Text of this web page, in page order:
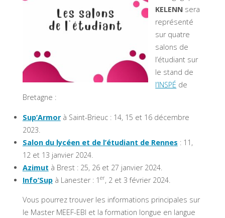
KELENN sera
représenté
sur quatre
salons de
l’étudiant sur
le stand de
l’INSPÉ de
Bretagne :
Sup’Armorà Saint-Brieuc : 14, 15 et 16 décembre
2023.
Salon du lycéen et de l’étudiant de Rennes : 11,
12 et 13 janvier 2024.
Azimut à Brest : 25, 26 et 27 janvier 2024.
Info’Supà Lanester : 1 er, 2 et 3 février 2024.
Vous pourrez trouver les informations principales sur
le Master MEEF-EBI et la formation longue en langue